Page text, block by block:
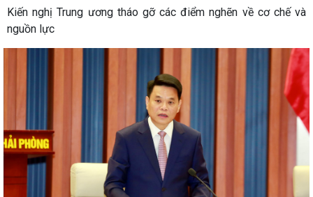
Kiến nghị Trung ương tháo gỡ các điểm nghẽn về cơ chế và
nguồn lực